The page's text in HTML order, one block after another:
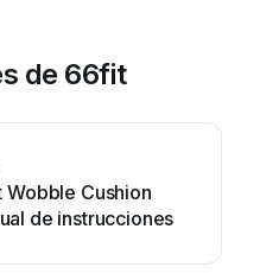
de 66fit
Wobble Cushion
de instrucciones